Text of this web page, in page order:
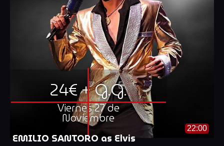
24€ + G.G.
Viernes 27 de
Noviembre
22:00
EMILIO SANTORO as Elvis